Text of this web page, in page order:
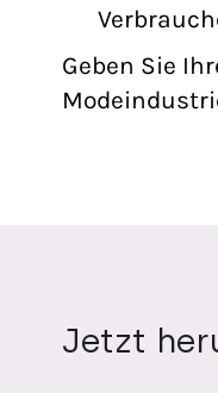
Geben Sie
Jetzt